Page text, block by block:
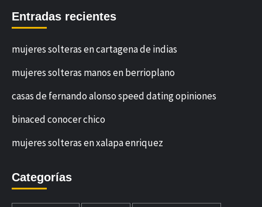
Entradas recientes
mujeres solteras en cartagena de indias
mujeres solteras manos en berrioplano
casas de fernando alonso speed dating opiniones
binaced conocer chico
mujeres solteras en xalapa enriquez
Categorías